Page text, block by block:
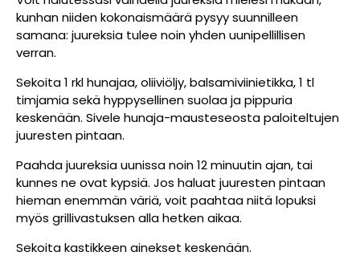
kunhan niiden kokonaismäärä pysyy suunnilleen
samana: juureksia tulee noin yhden uunipellillisen
verran.
Sekoita 1 rkl hunajaa, oliiviöljy, balsamiviinietikka, 1 tl
timjamia sekä hyppysellinen suolaa ja pippuria
keskenään. Sivele hunaja-mausteseosta paloiteltujen
juuresten pintaan.
Paahda juureksia uunissa noin 12 minuutin ajan, tai
kunnes ne ovat kypsiä. Jos haluat juuresten pintaan
hieman enemmän väriä, voit paahtaa niitä lopuksi
myös grillivastuksen alla hetken aikaa.
Sekoita kastikkeen ainekset keskenään.